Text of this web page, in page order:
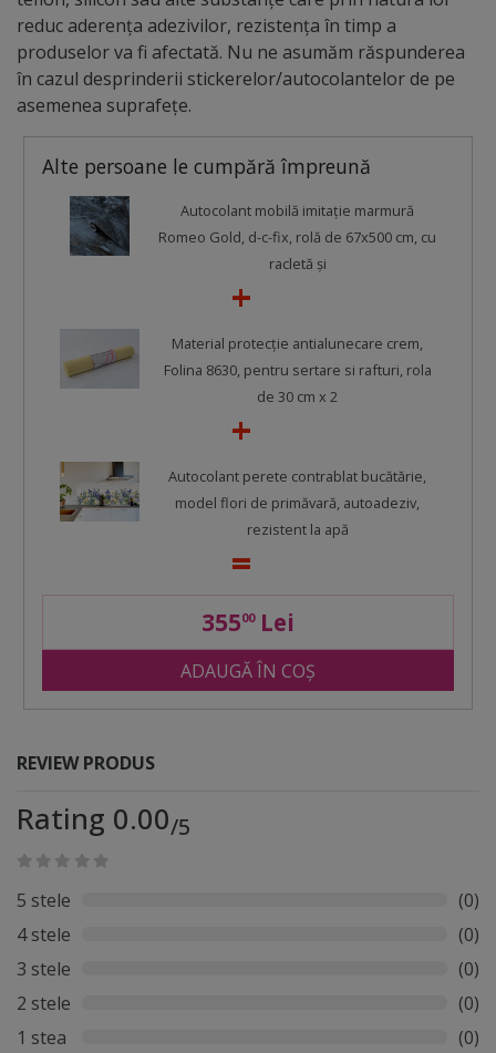
reduc aderența adezivilor, rezistența în timp a
produselor va fi afectată. Nu ne asumăm răspunderea
în cazul desprinderii stickerelor/autocolantelor de pe
asemenea suprafețe.
Alte persoane le cumpără împreună
Autocolant mobilă imitaţie marmură
Romeo Gold, d-c-fix, rolă de 67x500 cm, cu
racletă şi
Material protecţie antialunecare crem,
Folina 8630, pentru sertare si rafturi, rola
de 30 cm x 2
Autocolant perete contrablat bucătărie,
model flori de primăvară, autoadeziv,
rezistent la apă
35500Lei
ADAUGĂ ÎN COȘ
REVIEW PRODUS
Rating 0.00/5
5 stele
(0)
4 stele
(0)
3 stele
(0)
2 stele
(0)
1 stea
(0)